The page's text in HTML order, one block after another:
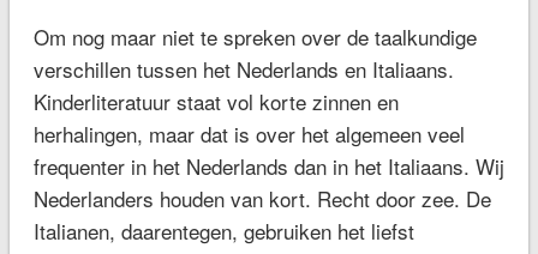
Om nog maar niet te spreken over de taalkundige
verschillen tussen het Nederlands en Italiaans.
Kinderliteratuur staat vol korte zinnen en
herhalingen, maar dat is over het algemeen veel
frequenter in het Nederlands dan in het Italiaans. Wij
Nederlanders houden van kort. Recht door zee. De
Italianen, daarentegen, gebruiken het liefst